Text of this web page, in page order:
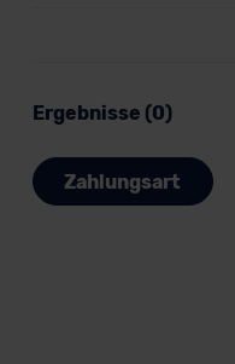
Ergebnisse (0)
Zahlungsart